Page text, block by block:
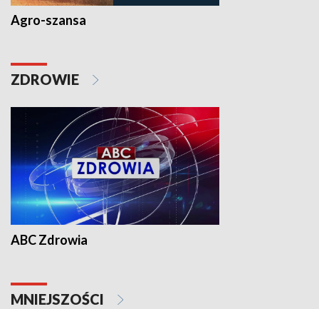
Agro-szansa
ZDROWIE
ABC Zdrowia
MNIEJSZOŚCI